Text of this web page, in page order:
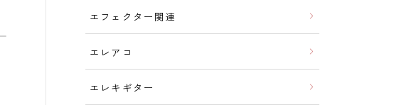
エフェクター関連
エレアコ
エレキギター